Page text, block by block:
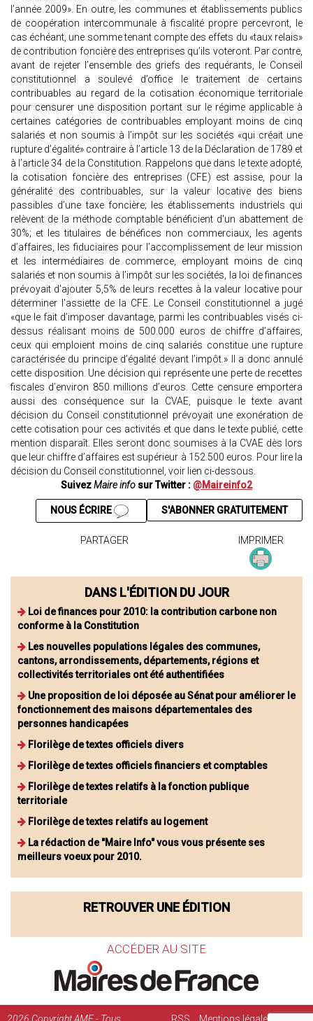
l’année 2009». En outre, les communes et établissements publics
de coopération intercommunale à fiscalité propre percevront, le
cas échéant, une somme tenant compte des effets du «taux relais»
de contribution foncière des entreprises qu’ils voteront. Par contre,
avant de rejeter l’ensemble des griefs des requérants, le Conseil
constitutionnel a soulevé d’office le traitement de certains
contribuables au regard de la cotisation économique territoriale
pour censurer une disposition portant sur le régime applicable à
certaines catégories de contribuables employant moins de cinq
salariés et non soumis à l’impôt sur les sociétés «qui créait une
rupture d’égalité» contraire à l’article 13 de la Déclaration de 1789 et
à l’article 34 de la Constitution. Rappelons que dans le texte adopté,
la cotisation foncière des entreprises (CFE) est assise, pour la
généralité des contribuables, sur la valeur locative des biens
passibles d’une taxe foncière; les établissements industriels qui
relèvent de la méthode comptable bénéficient d'un abattement de
30%; et les titulaires de bénéfices non commerciaux, les agents
d’affaires, les fiduciaires pour l’accomplissement de leur mission
et les intermédiaires de commerce, employant moins de cinq
salariés et non soumis à l’impôt sur les sociétés, la loi de finances
prévoyait d'ajouter 5,5% de leurs recettes à la valeur locative pour
déterminer l'assiette de la CFE. Le Conseil constitutionnel a jugé
«que le fait d’imposer davantage, parmi les contribuables visés ci-
dessus réalisant moins de 500.000 euros de chiffre d’affaires,
ceux qui emploient moins de cinq salariés constitue une rupture
caractérisée du principe d’égalité devant l’impôt.» Il a donc annulé
cette disposition. Une décision qui représente une perte de recettes
fiscales d’environ 850 millions d’euros. Cette censure emportera
aussi des conséquence sur la CVAE, puisque le texte avant
décision du Conseil constitutionnel prévoyait une exonération de
cette cotisation pour ces activités et que dans le texte publié, cette
mention disparaît. Elles seront donc soumises à la CVAE dès lors
que leur chiffre d’affaires est supérieur à 152.500 euros. Pour lire la
décision du Conseil constitutionnel, voir lien ci-dessous.
SuivezMaire info sur Twitter : @Maireinfo2
S'ABONNER GRATUITEMENT
NOUS ÉCRIRE
PARTAGER IMPRIMER
DANS L'ÉDITION DU JOUR
Loi de finances pour 2010: la contribution carbone non
conforme à la Constitution
Les nouvelles populations légales des communes,
cantons, arrondissements, départements, régions et
collectivités territoriales ont été authentifiées
Une proposition de loi déposée au Sénat pour améliorer le
fonctionnement des maisons départementales des
personnes handicapées
Florilège de textes officiels divers
Florilège de textes officiels financiers et comptables
Florilège de textes relatifs à la fonction publique
territoriale
Florilège de textes relatifs au logement
La rédaction de "Maire Info" vous vous présente ses
meilleurs voeux pour 2010.
RETROUVER UNE ÉDITION
ACCÉDER AU SITE